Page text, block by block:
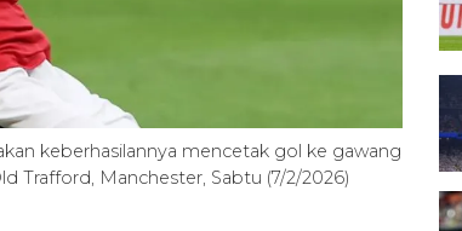
keberhasilannya mencetak gol ke gawang
Trafford, Manchester, Sabtu (7/2/2026)